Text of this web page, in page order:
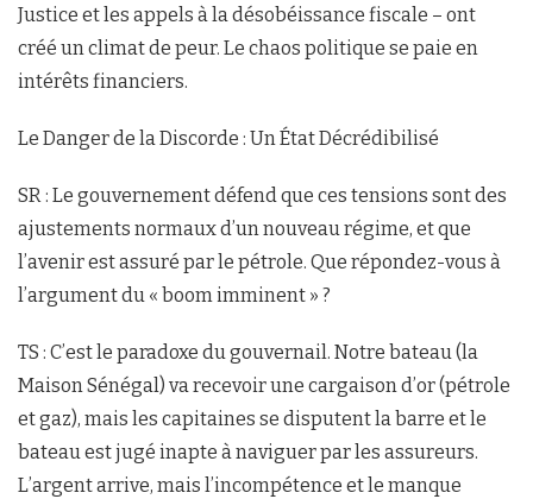
Justice et les appels à la désobéissance fiscale – ont
créé un climat de peur. Le chaos politique se paie en
intérêts financiers.
Le Danger de la Discorde : Un État Décrédibilisé
SR : Le gouvernement défend que ces tensions sont des
ajustements normaux d’un nouveau régime, et que
l’avenir est assuré par le pétrole. Que répondez-vous à
l’argument du « boom imminent » ?
TS : C’est le paradoxe du gouvernail. Notre bateau (la
Maison Sénégal) va recevoir une cargaison d’or (pétrole
et gaz), mais les capitaines se disputent la barre et le
bateau est jugé inapte à naviguer par les assureurs.
L’argent arrive, mais l’incompétence et le manque